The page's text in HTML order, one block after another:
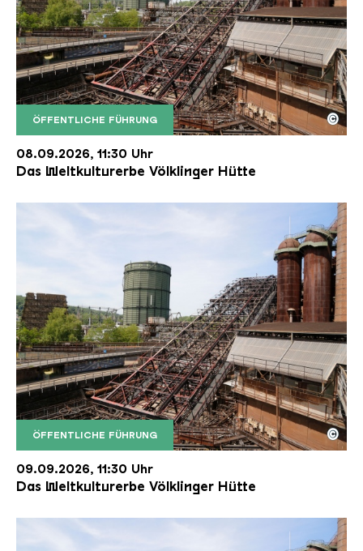
ÖFFENTLICHE FÜHRUNG
Der Erzschrägaufzug der Völklinger Hütte mit
Copyright: Weltkulturerbe Völklinger Hütte | Karl
©
08.09.2026, 11:30 Uhr
Das Weltkulturerbe Völklinger Hütte
ÖFFENTLICHE FÜHRUNG
Der Erzschrägaufzug der Völklinger Hütte mit
Copyright: Weltkulturerbe Völklinger Hütte | Karl
©
09.09.2026, 11:30 Uhr
Das Weltkulturerbe Völklinger Hütte